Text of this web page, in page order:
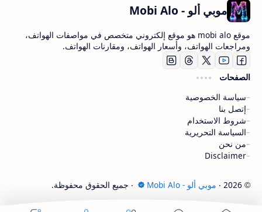
موبي ألو - Mobi Alo
موقع mobi alo هو موقع إلكتروني متخصص في مواصفات الهواتف،
ومراجعات الهواتف، وأسعار الهواتف، ومقارنات الهواتف.
الصفحات
سياسة الخصوصية
إتصل بنا
شروط الاستخدام
السياسة التحريرية
من نحن
Disclaimer
©
2026
‧ موبي ألو - Mobi Alo ‧ جميع الحقوق محفوظة.